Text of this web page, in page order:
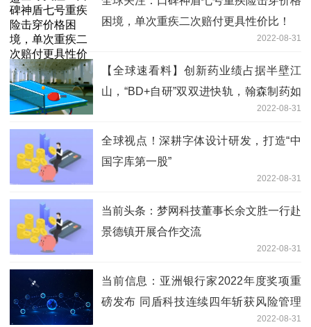
困境，单次重疾二次赔付更具性价比！
2022-08-31
【全球速看料】创新药业绩占据半壁江
山，“BD+自研”双双进快轨，翰森制药如
2022-08-31
全球视点！深耕字体设计研发，打造“中
国字库第一股”
2022-08-31
当前头条：梦网科技董事长余文胜一行赴
景德镇开展合作交流
2022-08-31
当前信息：亚洲银行家2022年度奖项重
磅发布 同盾科技连续四年斩获风险管理
2022-08-31